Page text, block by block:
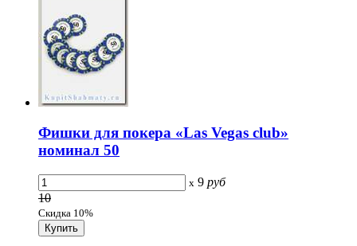
Фишки для покера «Las Vegas club»
номинал 50
x 9 руб
10
Скидка 10%